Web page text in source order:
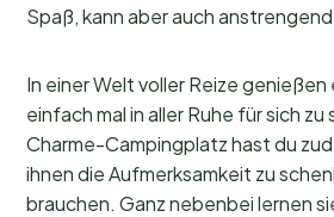
Spaß, kann aber auch
In einer Welt voller Reize genießen
einfach mal in aller Ruhe für sich zu
Charme-Campingplatz hast du
ihnen die Aufmerksamkeit zu
brauchen. Ganz nebenbei lernen